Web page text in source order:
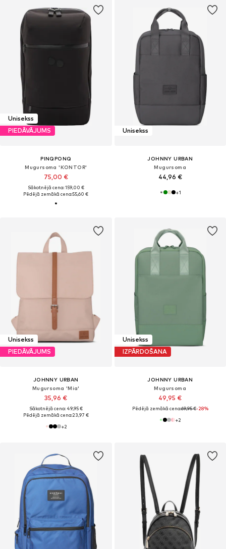
Unisekss
PIEDĀVĀJUMS
PINQPONQ
Mugursoma 'KONTOR'
75,00 €
Sākotnējā cena: 159,00 €
Pēdējā zemākā cena:55,60 €
Unisekss
JOHNNY URBAN
Mugursoma
44,96 €
+1
Unisekss
PIEDĀVĀJUMS
JOHNNY URBAN
Mugursoma 'Mia'
35,96 €
Sākotnējā cena: 49,95 €
Pēdējā zemākā cena:23,97 €
+2
Unisekss
IZPĀRDOŠANA
JOHNNY URBAN
Mugursoma
49,95 €
Pēdējā zemākā cena:69,95 €-28%
+2